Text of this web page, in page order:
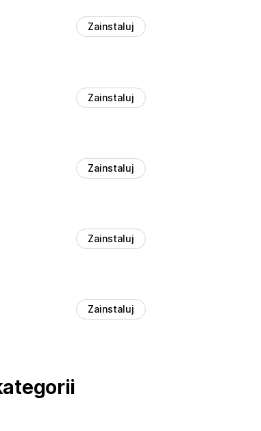
Zainstaluj
Zainstaluj
Zainstaluj
Zainstaluj
Zainstaluj